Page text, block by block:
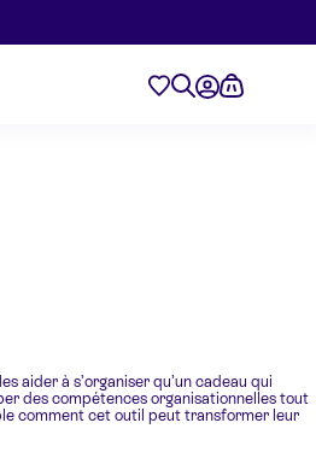
aider à s’organiser qu’un cadeau qui
des compétences organisationnelles tout
comment cet outil peut transformer leur